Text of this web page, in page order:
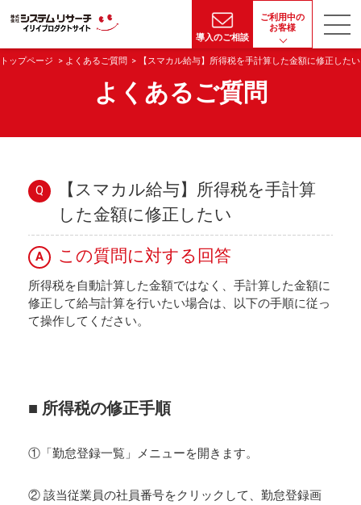
導入のご相談
ご利用中の
お客様
トップページ よくあるご質問 【スマカル給与】所得税を手計算した金額に修正したい
よくあるご質問
Q
【スマカル給与】所得税を手計算
した金額に修正したい
A この質問に対する回答
所得税を自動計算した金額ではなく、手計算した金額に
修正して給与計算を行いたい場合は、以下の手順に従っ
て操作してください。
■ 所得税の修正手順
①「勤怠登録一覧」メニューを開きます。
② 該当従業員の社員番号をクリックして、勤怠登録画